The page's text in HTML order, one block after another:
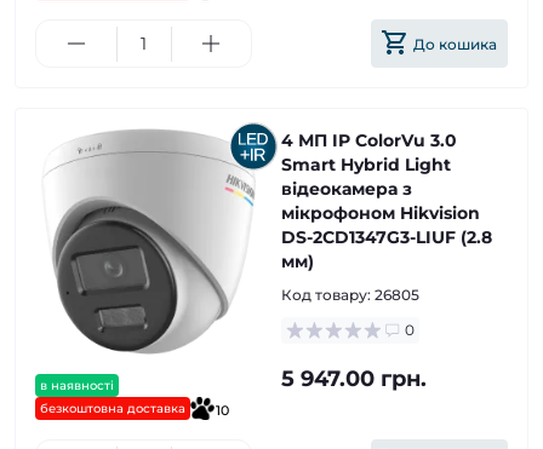
До кошика
в наявності
безкоштовна доставка
10
4 МП IP ColorVu 3.0
Smart Hybrid Light
відеокамера з
мікрофоном Hikvision
DS-2CD1347G3-LIUF (2.8
мм)
Код товару: 26805
0
5 947.00 грн.